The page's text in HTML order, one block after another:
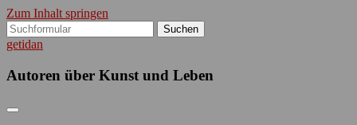
Zum Inhalt springen
Suchen
nach:
getidan
Autoren über Kunst und Leben